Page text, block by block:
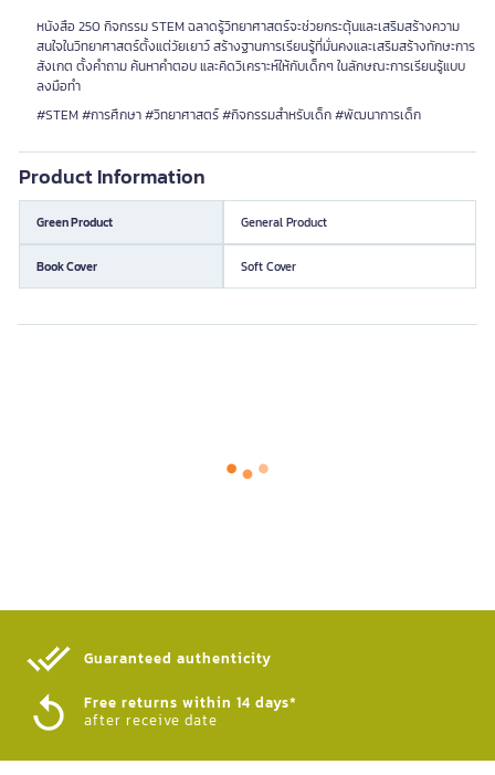
หนังสือ 250 กิจกรรม STEM ฉลาดรู้วิทยาศาสตร์จะช่วยกระตุ้นและเสริมสร้างความ
สนใจในวิทยาศาสตร์ตั้งแต่วัยเยาว์ สร้างฐานการเรียนรู้ที่มั่นคงและเสริมสร้างทักษะการ
สังเกต ตั้งคำถาม ค้นหาคำตอบ และคิดวิเคราะห์ให้กับเด็กๆ ในลักษณะการเรียนรู้แบบ
ลงมือทำ
#STEM #การศึกษา #วิทยาศาสตร์ #กิจกรรมสำหรับเด็ก #พัฒนาการเด็ก
Product Information
Green Product General Product
Book Cover Soft Cover
Guaranteed authenticity​
Free returns within 14 days*
after receive date